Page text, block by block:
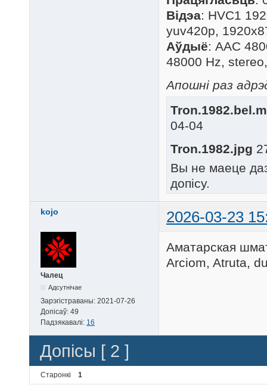
Відэа: HVC1
yuv420p,
Аўдыё: AAC
48000 Hz,
Апошні раз
04-04
Tron.1982.jpg
Вы не маеце
допісу.
kojo 2026-03-23
Чалец
Адсутнічае
Зарэгістраваны: 2021-07-26
Допісаў: 49
Падзякавалі: 16
Аматарская
Arciom, Atruta,
Допісы [ 2 ]
Старонкі 1